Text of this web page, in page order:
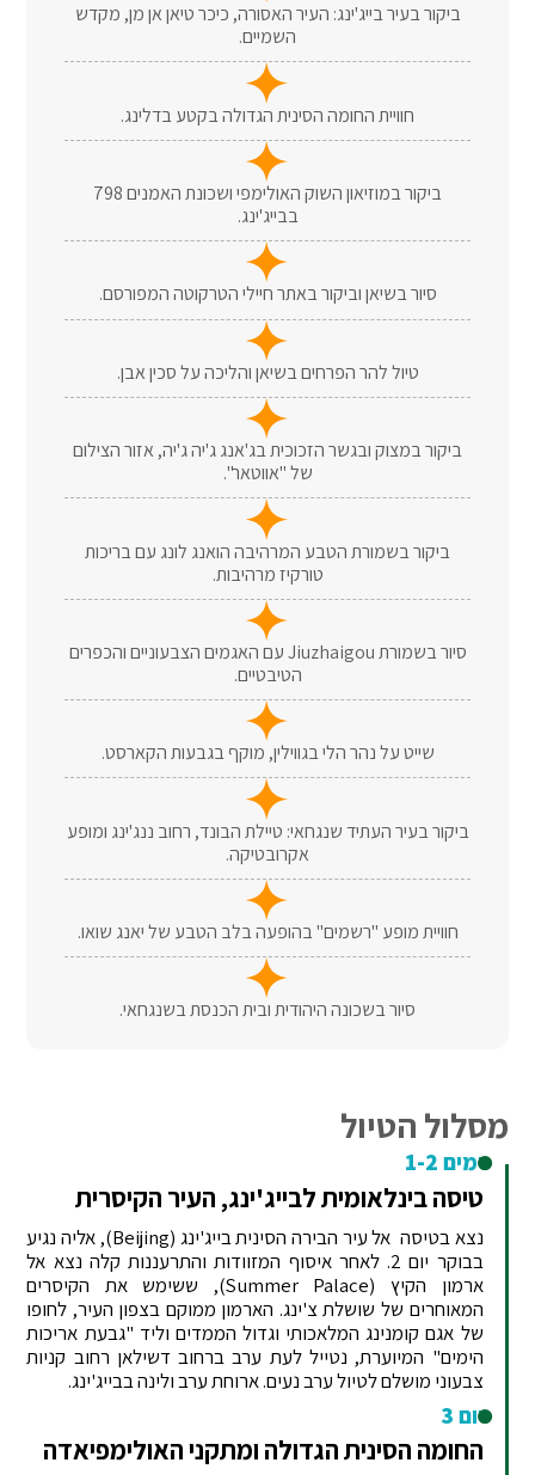
ביקור בעיר בייג'ינג: העיר האסורה, כיכר טיאן אן מן, מקדש
השמיים.
חוויית החומה הסינית הגדולה בקטע בדלינג.
ביקור במוזיאון השוק האולימפי ושכונת האמנים 798
בבייג'ינג.
סיור בשיאן וביקור באתר חיילי הטרקוטה המפורסם.
טיול להר הפרחים בשיאן והליכה על סכין אבן.
ביקור במצוק ובגשר הזכוכית בג'אנג ג'יה ג'יה, אזור הצילום
של "אווטאר".
ביקור בשמורת הטבע המרהיבה הואנג לונג עם בריכות
טורקיז מרהיבות.
סיור בשמורת Jiuzhaigou עם האגמים הצבעוניים והכפרים
הטיבטיים.
שייט על נהר הלי בגווילין, מוקף בגבעות הקארסט.
ביקור בעיר העתיד שנגחאי: טיילת הבונד, רחוב ננג'ינג ומופע
אקרובטיקה.
חוויית מופע "רשמים" בהופעה בלב הטבע של יאנג שואו.
סיור בשכונה היהודית ובית הכנסת בשנגחאי.
מסלול הטיול
ימים 1-2
טיסה בינלאומית לבייג'ינג, העיר הקיסרית
נצא בטיסה אל עיר הבירה הסינית בייג'ינג (Beijing), אליה נגיע
בבוקר יום 2. לאחר איסוף המזוודות והתרעננות קלה נצא אל
ארמון הקיץ (Summer Palace), ששימש את הקיסרים
המאוחרים של שושלת צ'ינג. הארמון ממוקם בצפון העיר, לחופו
של אגם קומנינג המלאכותי וגדול הממדים וליד "גבעת אריכות
הימים" המיוערת, נטייל לעת ערב ברחוב דשילאן רחוב קניות
צבעוני מושלם לטיול ערב נעים. ארוחת ערב ולינה בבייג'ינג.
יום 3
החומה הסינית הגדולה ומתקני האולימפיאדה